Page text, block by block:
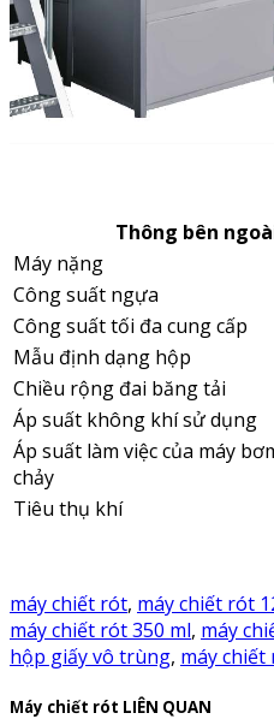
Thông bên
Máy nặng
Công suất ngựa
Công suất tối đa cung cấp
Mẫu định dạng hộp
Chiều rộng đai băng tải
Áp suất không khí sử dụng
Áp suất làm việc của máy
chảy
Tiêu thụ khí
máy chiết rót, máy chiết rót
máy chiết rót 350 ml, máy
hộp giấy vô trùng, máy
Máy chiết rót LIÊN QUAN